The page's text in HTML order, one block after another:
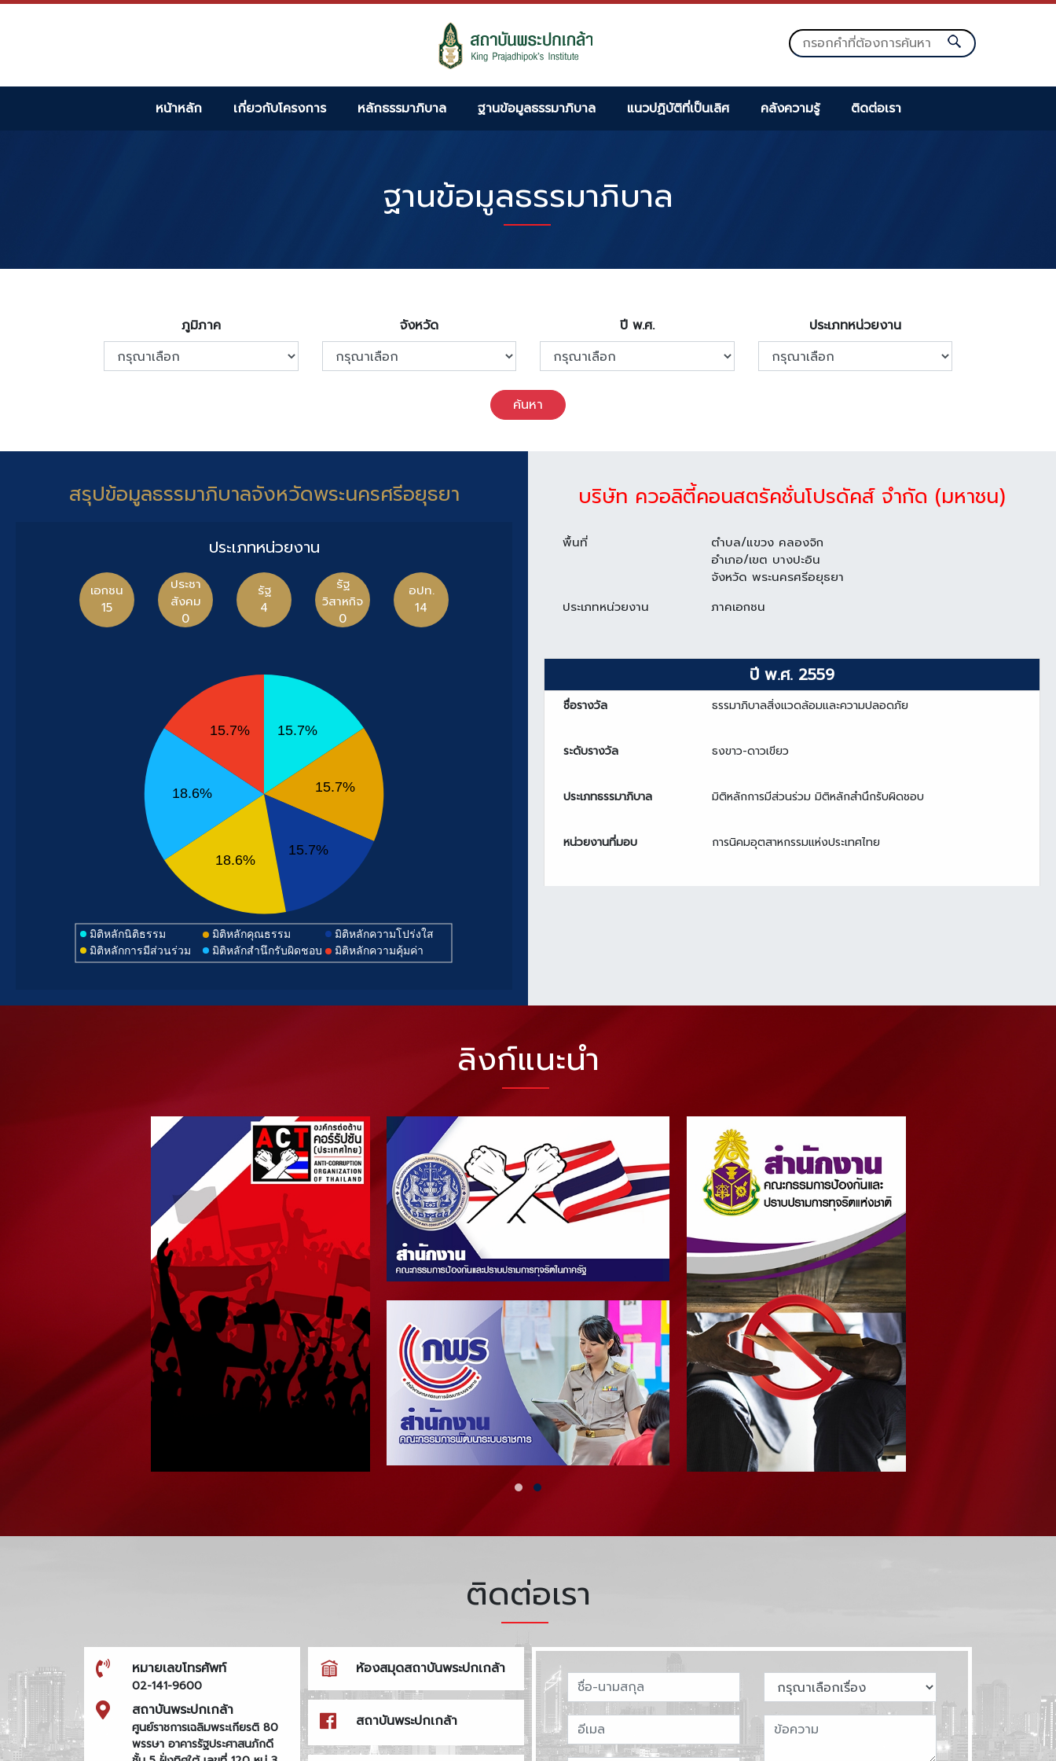
หน้าหลัก เกี่ยวกับโครงการ หลักธรรมาภิบาล ฐานข้อมูลธรรมาภิบาล แนวปฏิบัติที่เป็นเลิศ คลังความรู้ ติดต่อเรา
ฐานข้อมูลธรรมาภิบาล
ภูมิภาค จังหวัด ปี พ.ศ. ประเภทหน่วยงาน
ค้นหา
สรุปข้อมูลธรรมาภิบาลจังหวัดพระนครศรีอยุธยา
ประเภทหน่วยงาน
เอกชน
15
ประชา
สังคม
0
รัฐ
4
รัฐ
วิสาหกิจ
0
อปท.
14
มิติหลักนิติธรรม มิติหลักคุณธรรม
มิติหลักความโปร่งใส
มิติหลักการมีส่วนร่วม
มิติหลักสำนึกรับผิดชอบ มิติหลักความคุ้มค่า
15.7%
15.7%
15.7%
18.6%
18.6%
15.7%
บริษัท ควอลิตี้คอนสตรัคชั่นโปรดัคส์ จำกัด (มหาชน)
พื้นที่
ตำบล/แขวง คลองจิก
อำเภอ/เขต บางปะอิน
จังหวัด พระนครศรีอยุธยา
ประเภทหน่วยงาน
ภาคเอกชน
ปี พ.ศ. 2559
ชื่อรางวัล ธรรมาภิบาลสิ่งแวดล้อมและความปลอดภัย
ระดับรางวัล ธงขาว-ดาวเขียว
ประเภทธรรมาภิบาล มิติหลักการมีส่วนร่วม มิติหลักสำนึกรับผิดชอบ
หน่วยงานที่มอบ การนิคมอุตสาหกรรมแห่งประเทศไทย
ลิงก์แนะนำ
ติดต่อเรา
หมายเลขโทรศัพท์
02-141-9600
สถาบันพระปกเกล้า
ศูนย์ราชการเฉลิมพระเกียรติ 80
พรรษา อาคารรัฐประศาสนภักดี
ห้องสมุดสถาบันพระปกเกล้า
สถาบันพระปกเกล้า